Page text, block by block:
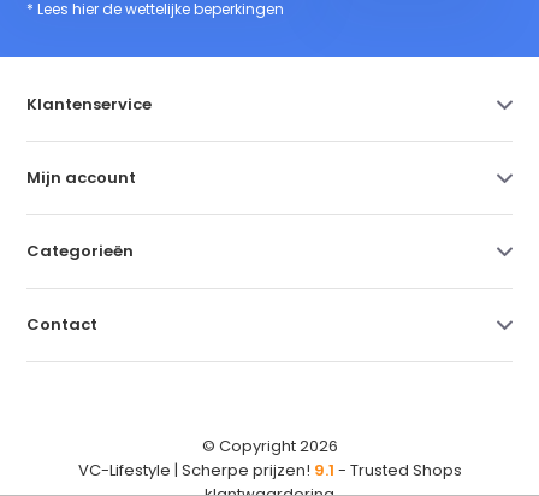
* Lees hier de wettelijke beperkingen
Klantenservice
Mijn account
Categorieën
Contact
© Copyright 2026
VC-Lifestyle | Scherpe prijzen! 9.1 - Trusted Shops